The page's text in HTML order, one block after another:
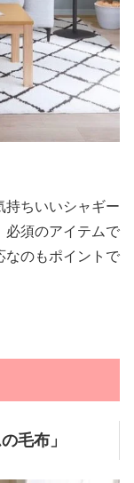
持ちいいシャギー
必須のアイテムで
なのもポイントで
毛布」